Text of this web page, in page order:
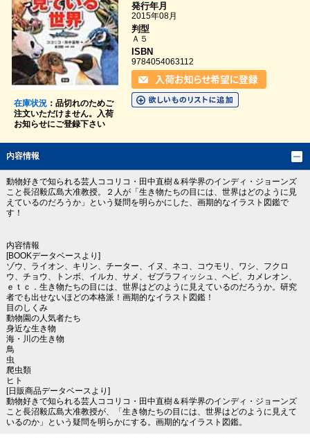
在庫状況：品切れのためご
注文いただけません。入荷
お知らせにご登録下さい
発行年月
2015年08月
判型
Ａ５
ISBN
9784054063112
内容情報
動物好きで知られる芸人ココリコ・田中直樹＆科学界のインディ・ジョーンズ
こと長沼毅広島大准教授。２人が「生き物たちの目には、世界はどのように見
えているのだろうか」という疑問を明らかにした、画期的なイラスト図鑑で
す！
内容情報
[BOOKデータベースより]
ゾウ、ライオン、キリン、チーター、イヌ、ネコ、コウモリ、ワシ、フクロ
ウ、チョウ、トンボ、イルカ、サメ、ゼブラフィッシュ、ヘビ、カメレオン、
ｅｔｃ．生き物たちの目には、世界はどのように見えているのだろうか。研究
者でも出せないほどの本格派！画期的なイラスト図鑑！
目のしくみ
動物園の人気者たち
身近な生き物
海・川の生き物
鳥
虫
爬虫類
ヒト
[日販商品データベースより]
動物好きで知られる芸人ココリコ・田中直樹＆科学界のインディ・ジョーンズ
こと長沼毅広島大准教授が、「生き物たちの目には、世界はどのように見えて
いるのか」という疑問を明らかにする。画期的なイラスト図鑑。